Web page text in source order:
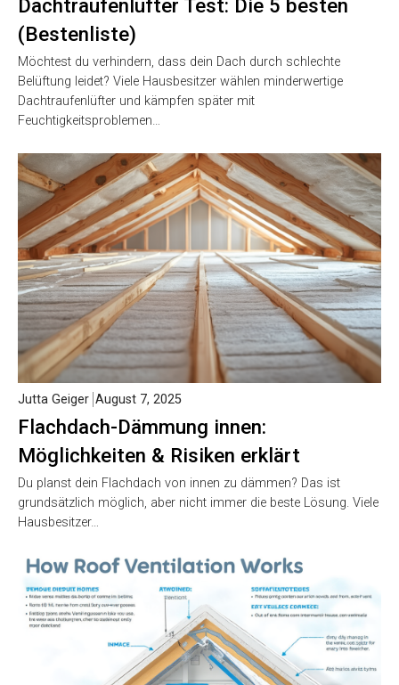
Dachtraufenlüfter Test: Die 5 besten
(Bestenliste)
Möchtest du verhindern, dass dein Dach durch schlechte
Belüftung leidet? Viele Hausbesitzer wählen minderwertige
Dachtraufenlüfter und kämpfen später mit
Feuchtigkeitsproblemen…
Flachdach-Dämmung innen:
Möglichkeiten & Risiken erklärt
Jutta Geiger August 7, 2025
Du planst dein Flachdach von innen zu dämmen? Das ist
grundsätzlich möglich, aber nicht immer die beste Lösung. Viele
Hausbesitzer…